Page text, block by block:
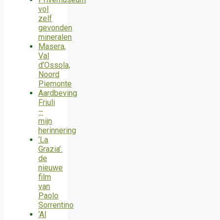
vol
zelf
gevonden
mineralen
Masera,
Val
d’Ossola,
Noord
Piemonte
Aardbeving
Friuli
–
mijn
herinnering
‘La
Grazia’:
de
nieuwe
film
van
Paolo
Sorrentino
‘Al